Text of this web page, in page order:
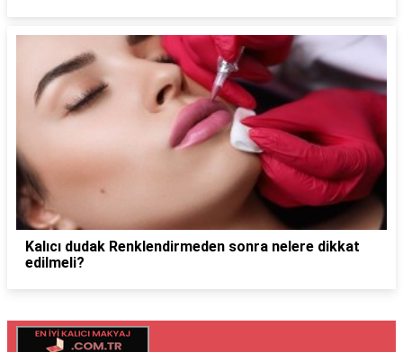
Kalıcı dudak Renklendirmeden sonra nelere dikkat
edilmeli?